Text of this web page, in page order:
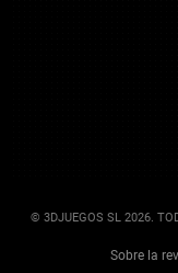
© 3DJUEGOS SL 2026.
Sobre la